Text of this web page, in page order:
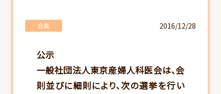
公示
一般社団法人東京産婦人科医会は、会
則並びに細則により、次の選挙を行い
会員 2016/12/28